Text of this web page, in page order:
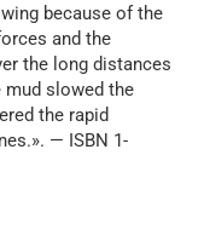
because of the
and the
the long distances
mud slowed the
the rapid
— ISBN 1-